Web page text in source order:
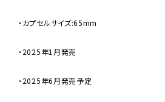
・カプセルサイズ:65mm
・2025年1月発売
・2025年6月発売予定